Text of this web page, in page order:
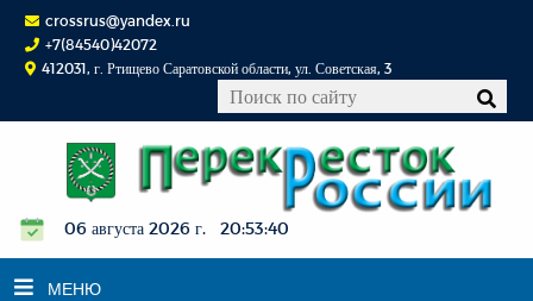
crossrus@yandex.ru
+7(84540)42072
412031, г. Ртищево Саратовской области, ул. Советская, 3
06 августа 2026 г. 20:53:41
МЕНЮ